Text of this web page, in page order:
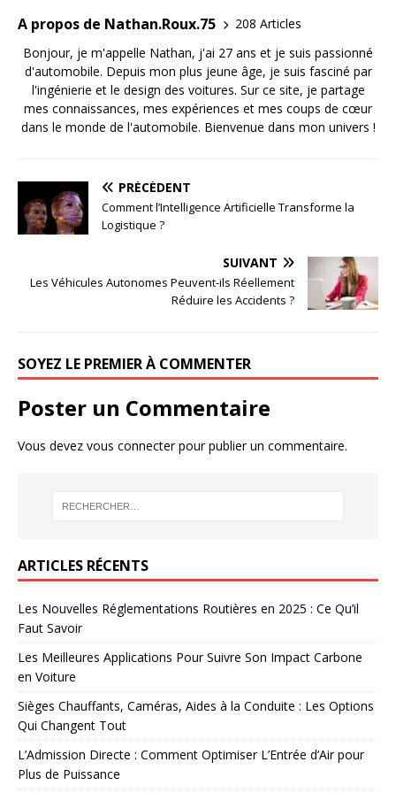
A propos de Nathan.Roux.75
208 Articles
Bonjour, je m'appelle Nathan, j'ai 27 ans et je suis passionné
d'automobile. Depuis mon plus jeune âge, je suis fasciné par
l'ingénierie et le design des voitures. Sur ce site, je partage
mes connaissances, mes expériences et mes coups de cœur
dans le monde de l'automobile. Bienvenue dans mon univers !
PRÉCÉDENT
Comment l’Intelligence Artificielle Transforme la
Logistique ?
SUIVANT
Les Véhicules Autonomes Peuvent-ils Réellement
Réduire les Accidents ?
SOYEZ LE PREMIER À COMMENTER
Poster un Commentaire
Vous devez vous connecterpour publier un commentaire.
ARTICLES RÉCENTS
Les Nouvelles Réglementations Routières en 2025 : Ce Qu’il
Faut Savoir
Les Meilleures Applications Pour Suivre Son Impact Carbone
en Voiture
Sièges Chauffants, Caméras, Aides à la Conduite : Les Options
Qui Changent Tout
L’Admission Directe : Comment Optimiser L’Entrée d’Air pour
Plus de Puissance